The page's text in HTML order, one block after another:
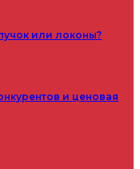
или локоны?
и ценовая